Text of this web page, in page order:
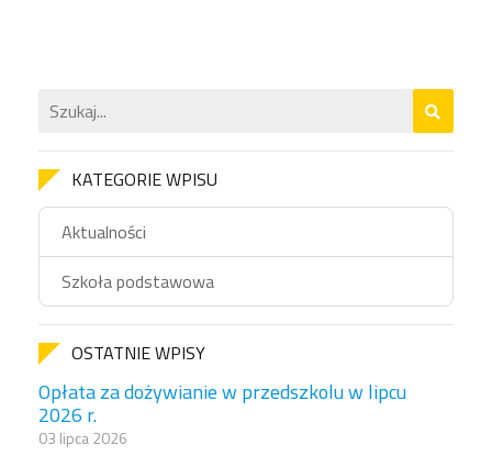
KATEGORIE WPISU
Aktualności
Szkoła podstawowa
OSTATNIE WPISY
Opłata za dożywianie w przedszkolu w lipcu
2026 r.
03 lipca 2026